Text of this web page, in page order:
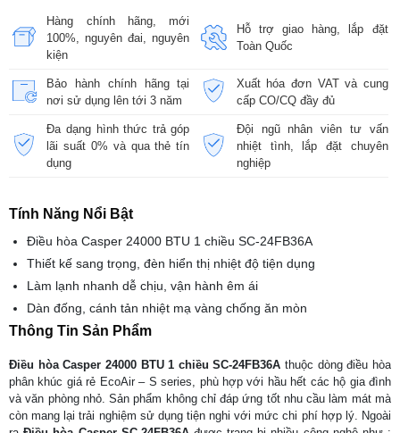
Hàng chính hãng, mới
100%, nguyên đai, nguyên
kiện
Hỗ trợ giao hàng, lắp đặt
Toàn Quốc
Bảo hành chính hãng tại
nơi sử dụng lên tới 3 năm
Xuất hóa đơn VAT và cung
cấp CO/CQ đầy đủ
Đa dạng hình thức trả góp
lãi suất 0% và qua thẻ tín
dụng
Đội ngũ nhân viên tư vấn
nhiệt tình, lắp đặt chuyên
nghiệp
Tính Năng Nổi Bật
Điều hòa Casper 24000 BTU 1 chiều SC-24FB36A
Thiết kế sang trọng, đèn hiển thị nhiệt độ tiện dụng
Làm lạnh nhanh dễ chịu, vận hành êm ái
Dàn đống, cánh tản nhiệt mạ vàng chống ăn mòn
Thông Tin Sản Phẩm
Điều hòa Casper 24000 BTU 1 chiều SC-24FB36A thuộc dòng điều hòa
phân khúc giá rẻ EcoAir – S series, phù hợp với hầu hết các hộ gia đình
và văn phòng nhỏ. Sản phẩm không chỉ đáp ứng tốt nhu cầu làm mát mà
còn mang lại trải nghiệm sử dụng tiện nghi với mức chi phí hợp lý. Ngoài